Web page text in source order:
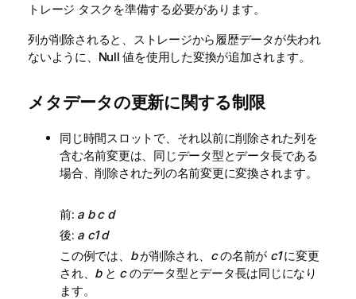
トレージ タスクを準備する必要があります。
列が削除されると、ストレージから履歴データが失われ
ないように、Null 値を使用した変換が追加されます。
メタデータの更新に関する制限
同じ時間スロットで、それ以前に削除された列を
含む名前変更は、同じデータ型とデータ長である
場合、削除された列の名前変更に変換されます。
前: a b c d
後: a c1 d
この例では、 bが削除され、 cの名前が c1に変更
され、 bと cのデータ型とデータ長は同じになり
ます。